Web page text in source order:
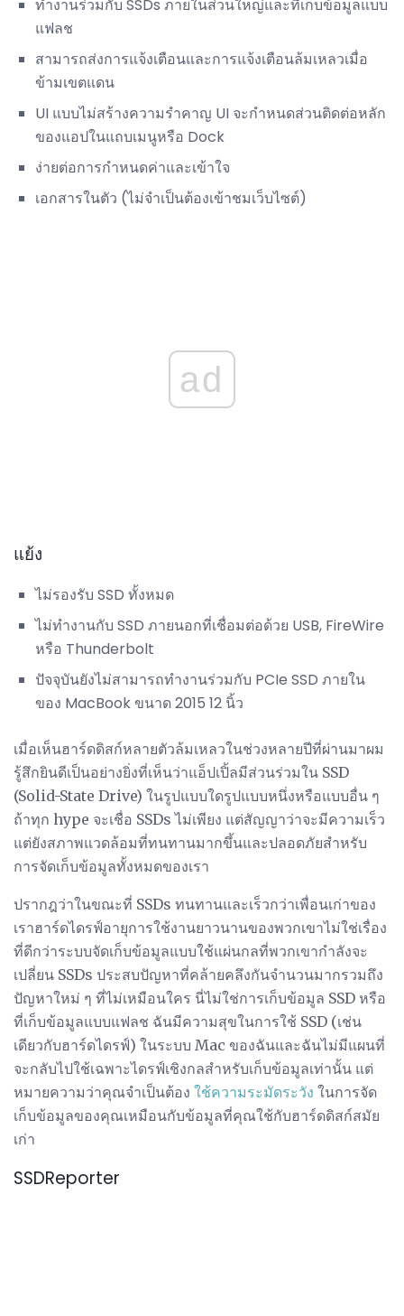
ทำงานร่วมกับ SSDs ภายในส่วนใหญ่และที่เก็บข้อมูลแบบ
แฟลช
สามารถส่งการแจ้งเตือนและการแจ้งเตือนล้มเหลวเมื่อ
ข้ามเขตแดน
UI แบบไม่สร้างความรำคาญ UI จะกำหนดส่วนติดต่อหลัก
ของแอปในแถบเมนูหรือ Dock
ง่ายต่อการกำหนดค่าและเข้าใจ
เอกสารในตัว (ไม่จำเป็นต้องเข้าชมเว็บไซต์)
ad
แย้ง
ไม่รองรับ SSD ทั้งหมด
ไม่ทำงานกับ SSD ภายนอกที่เชื่อมต่อด้วย USB, FireWire
หรือ Thunderbolt
ปัจจุบันยังไม่สามารถทำงานร่วมกับ PCIe SSD ภายใน
ของ MacBook ขนาด 2015 12 นิ้ว
เมื่อเห็นฮาร์ดดิสก์หลายตัวล้มเหลวในช่วงหลายปีที่ผ่านมาผม
รู้สึกยินดีเป็นอย่างยิ่งที่เห็นว่าแอ็ปเปิ้ลมีส่วนร่วมใน SSD
(Solid-State Drive) ในรูปแบบใดรูปแบบหนึ่งหรือแบบอื่น ๆ
ถ้าทุก hype จะเชื่อ SSDs ไม่เพียง แต่สัญญาว่าจะมีความเร็ว
แต่ยังสภาพแวดล้อมที่ทนทานมากขึ้นและปลอดภัยสำหรับ
การจัดเก็บข้อมูลทั้งหมดของเรา
ปรากฎว่าในขณะที่ SSDs ทนทานและเร็วกว่าเพื่อนเก่าของ
เราฮาร์ดไดรฟ์อายุการใช้งานยาวนานของพวกเขาไม่ใช่เรื่อง
ที่ดีกว่าระบบจัดเก็บข้อมูลแบบใช้แผ่นกลที่พวกเขากำลังจะ
เปลี่ยน SSDs ประสบปัญหาที่คล้ายคลึงกันจำนวนมากรวมถึง
ปัญหาใหม่ ๆ ที่ไม่เหมือนใคร นี่ไม่ใช่การเก็บข้อมูล SSD หรือ
ที่เก็บข้อมูลแบบแฟลช ฉันมีความสุขในการใช้ SSD (เช่น
เดียวกับฮาร์ดไดรฟ์) ในระบบ Mac ของฉันและฉันไม่มีแผนที่
จะกลับไปใช้เฉพาะไดรฟ์เชิงกลสำหรับเก็บข้อมูลเท่านั้น แต่
หมายความว่าคุณจำเป็นต้อง ใช้ความระมัดระวัง ในการจัด
เก็บข้อมูลของคุณเหมือนกับข้อมูลที่คุณใช้กับฮาร์ดดิสก์สมัย
เก่า
SSDReporter